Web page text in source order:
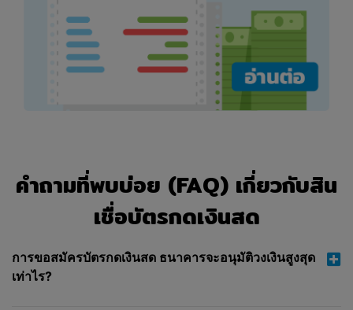
ที่บริษัทให้บริการผ่านทางเว็บไซต์ของบริษัทนั้นได้จัดให้
ตามเกณฑ์ "ตามที่เป็นอยู่ในขณะนั้น" และ "ตามที่มี"
แม้ว่าบริษัทจะใช้มาตรการตามสมควรเพื่อรับรองความถูก
ต้องของเนื้อหา แต่บริษัทไม่ได้จัดทำหรือให้คำรับรอง คำ
รับประกันหรือการรับประกันไม่ว่าโดยชัดแจ้งหรือโดยนัย
ไม่ว่าประเภทใดๆ เกี่ยวกับเว็บไซต์ของบริษัท เนื้อหาของ
การเปรียบเทียบ บริการที่บริษัทให้บริการผ่านทางเว็บไซต์
ในส่วนที่เกี่ยวกับกรรมสิทธิ์ การไม่ละเมิดสิทธิ ความ
เหมาะสม ความสมบูรณ์
ประกันหรือการรับประกัน ไม่ว่าโดยชัดแจ้งหรือโดยนัยว่า
การเข้าถึงหรือการใช้เว็บไซต์ของบริษัท เนื้อหาของการ
เปรียบเทียบ บริการที่บริษัทให้บริการผ่านทางเว็บไซต์ของ
คำถามที่พบบ่อย (FAQ) เกี่ยวกับสิน
เชื่อบัตรกดเงินสด
การขอสมัครบัตรกดเงินสด ธนาคารจะอนุมัติวงเงินสูงสุด
เท่าไร?